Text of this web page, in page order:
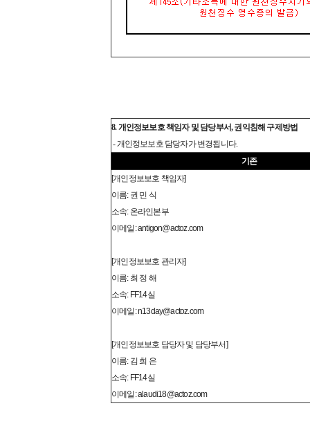
8. 개인정보보호 책임자 및 담당부서, 권익침해 구제방법
- 개인정보보호 담당자가 변경됩니다.
기존
[개인정보보호 책임자]
이름: 권 민 식
소속: 온라인본부
이메일: antigon@actoz.com
[개인정보보호 관리자]
이름: 최 정 해
소속: FF14실
이메일: n13day@actoz.com
[개인정보보호 담당자 및 담당부서]
이름: 김 희 은
소속: FF14실
이메일: alaudi18@actoz.com